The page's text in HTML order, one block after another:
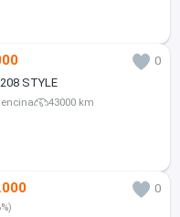
0
STYLE
43000 km
0